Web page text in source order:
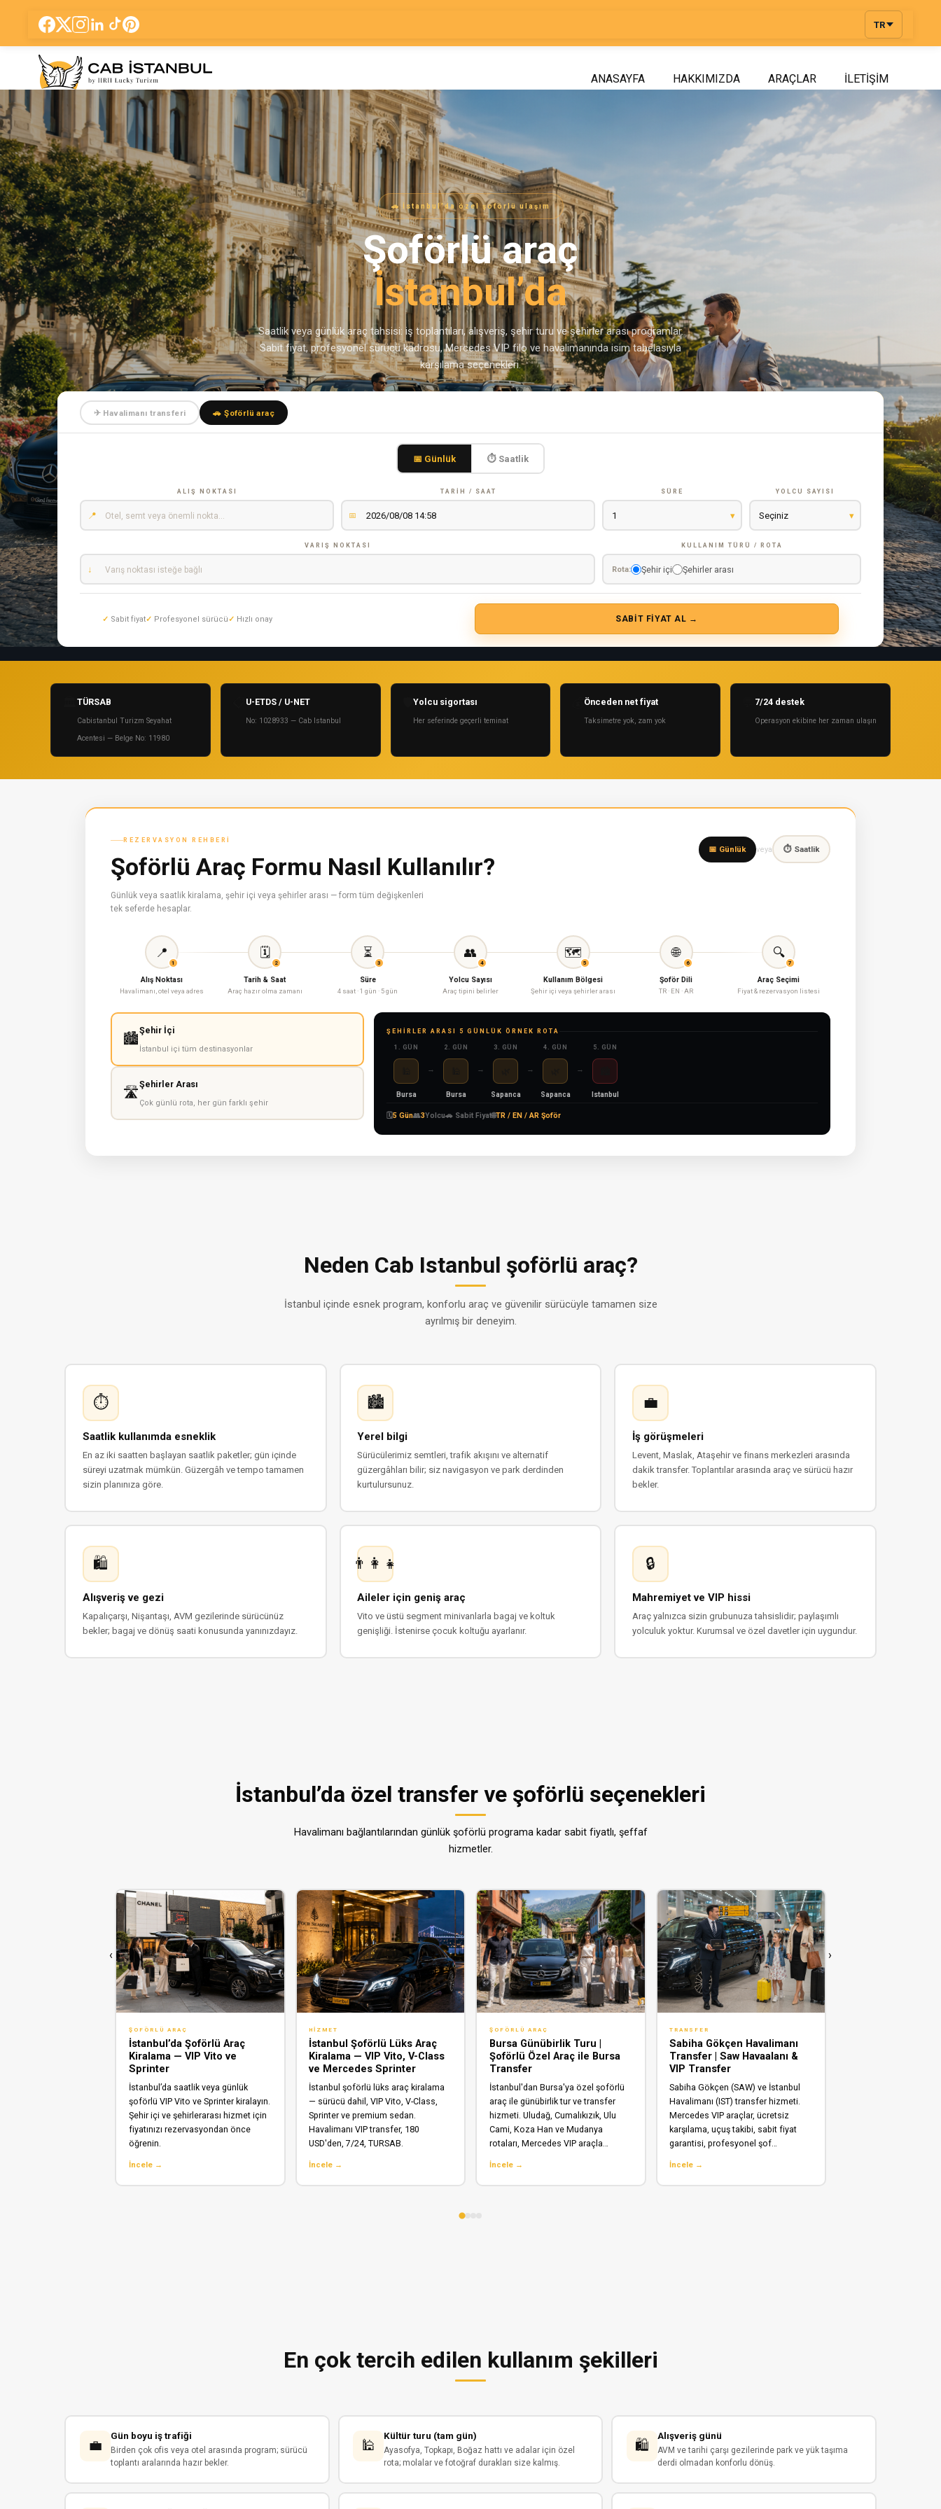
TR
ANASAYFA HAKKIMIZDA ARAÇLAR İLETIŞIM
🚗 İstanbul’da özel şoförlü ulaşım
Şoförlü araç
İstanbul’da
Saatlik veya günlük araç tahsisi: iş toplantıları, alışveriş, şehir turu ve şehirler arası programlar.
Sabit fiyat, profesyonel sürücü kadrosu, Mercedes VIP filo ve havalimanında isim tabelasıyla
karşılama seçenekleri.
✈ Havalimanı transferi 🚗 Şoförlü araç
📅 Günlük ⏱ Saatlik
ALIŞ NOKTASI
📍
TARIH / SAAT
📅
SÜRE YOLCU SAYISI
VARIŞ NOKTASI
↓
KULLANIM TÜRÜ / ROTA
Rota: Şehir içi Şehirler arası
Sabit fiyat Profesyonel sürücü Hızlı onay SABIT FIYAT AL →
TÜRSAB
Cabistanbul Turizm Seyahat
Acentesi — Belge No: 11980
U-ETDS / U-NET
No: 1028933 — Cab Istanbul
Yolcu sigortası
Her seferinde geçerli teminat
Önceden net fiyat
Taksimetre yok, zam yok
7/24 destek
Operasyon ekibine her zaman ulaşın
REZERVASYON REHBERI
Şoförlü Araç Formu Nasıl Kullanılır?
Günlük veya saatlik kiralama, şehir içi veya şehirler arası — form tüm değişkenleri
tek seferde hesaplar.
📅 Günlük veya ⏱ Saatlik
📍
1
Alış Noktası
Havalimanı, otel veya adres
🗓
2
Tarih & Saat
Araç hazır olma zamanı
⏳
3
Süre
4 saat · 1 gün · 5 gün
👥
4
Yolcu Sayısı
Araç tipini belirler
🗺
5
Kullanım Bölgesi
Şehir içi veya şehirler arası
🌐
6
Şoför Dili
TR · EN · AR
🔍
7
Araç Seçimi
Fiyat & rezervasyon listesi
🏙
Şehir İçi
İstanbul içi tüm destinasyonlar
🛣
Şehirler Arası
Çok günlü rota, her gün farklı şehir
ŞEHIRLER ARASI 5 GÜNLÜK ÖRNEK ROTA
1. GÜN
Bursa
→
2. GÜN
Bursa
→
3. GÜN
Sapanca
→
4. GÜN
Sapanca
→
5. GÜN
Istanbul
🗓5 Gün👥3Yolcu🚗 Sabit Fiyat🌐TR / EN / AR Şoför
Neden Cab Istanbul şoförlü araç?
İstanbul içinde esnek program, konforlu araç ve güvenilir sürücüyle tamamen size
ayrılmış bir deneyim.
⏱
Saatlik kullanımda esneklik
En az iki saatten başlayan saatlik paketler; gün içinde
süreyi uzatmak mümkün. Güzergâh ve tempo tamamen
sizin planınıza göre.
🏙
Yerel bilgi
Sürücülerimiz semtleri, trafik akışını ve alternatif
güzergâhları bilir; siz navigasyon ve park derdinden
kurtulursunuz.
💼
İş görüşmeleri
Levent, Maslak, Ataşehir ve finans merkezleri arasında
dakik transfer. Toplantılar arasında araç ve sürücü hazır
bekler.
🛍
Alışveriş ve gezi
Kapalıçarşı, Nişantaşı, AVM gezilerinde sürücünüz
bekler; bagaj ve dönüş saati konusunda yanınızdayız.
👨‍👩‍👧
Aileler için geniş araç
Vito ve üstü segment minivanlarla bagaj ve koltuk
genişliği. İstenirse çocuk koltuğu ayarlanır.
🔒
Mahremiyet ve VIP hissi
Araç yalnızca sizin grubunuza tahsislidir; paylaşımlı
yolculuk yoktur. Kurumsal ve özel davetler için uygundur.
İstanbul’da özel transfer ve şoförlü seçenekleri
Havalimanı bağlantılarından günlük şoförlü programa kadar sabit fiyatlı, şeffaf
hizmetler.
ŞOFÖRLÜ ARAÇ
İstanbul’da Şoförlü Araç
Kiralama — VIP Vito ve
Sprinter
İstanbul’da saatlik veya günlük
şoförlü VIP Vito ve Sprinter kiralayın.
Şehir içi ve şehirlerarası hizmet için
fiyatınızı rezervasyondan önce
öğrenin.
İncele →
HIZMET
İstanbul Şoförlü Lüks Araç
Kiralama — VIP Vito, V-Class
ve Mercedes Sprinter
İstanbul şoförlü lüks araç kiralama
— sürücü dahil, VIP Vito, V-Class,
Sprinter ve premium sedan.
Havalimanı VIP transfer, 180
USD'den, 7/24, TURSAB.
İncele →
ŞOFÖRLÜ ARAÇ
Bursa Günübirlik Turu |
Şoförlü Özel Araç ile Bursa
Transfer
İstanbul'dan Bursa'ya özel şoförlü
araç ile günübirlik tur ve transfer
hizmeti. Uludağ, Cumalıkızık, Ulu
Cami, Koza Han ve Mudanya
rotaları, Mercedes VIP araçla…
İncele →
TRANSFER
Sabiha Gökçen Havalimanı
Transfer | Saw Havaalanı &
VIP Transfer
Sabiha Gökçen (SAW) ve İstanbul
Havalimanı (IST) transfer hizmeti.
Mercedes VIP araçlar, ücretsiz
karşılama, uçuş takibi, sabit fiyat
garantisi, profesyonel şof…
İncele →
‹ ›
En çok tercih edilen kullanım şekilleri
💼
Gün boyu iş trafiği
Birden çok ofis veya otel arasında program; sürücü
toplantı aralarında hazır bekler.
🕌
Kültür turu (tam gün)
Ayasofya, Topkapı, Boğaz hattı ve adalar için özel
rota; molalar ve fotoğraf durakları size kalmış.
🛍
Alışveriş günü
AVM ve tarihi çarşı gezilerinde park ve yük taşıma
derdi olmadan konforlu dönüş.